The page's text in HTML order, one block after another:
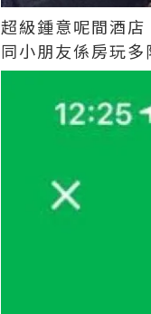
超級鍾意呢間酒
同小朋友係房玩